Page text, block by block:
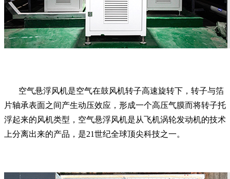
空气悬浮风机是空气在鼓风机转子高速旋转下，转子与箔
片轴承表面之间产生动压效应，形成一个高压气膜而将转子托
浮起来的风机类型，空气悬浮风机是从飞机涡轮发动机的技术
上分离出来的产品，是21世纪全球顶尖科技之一。